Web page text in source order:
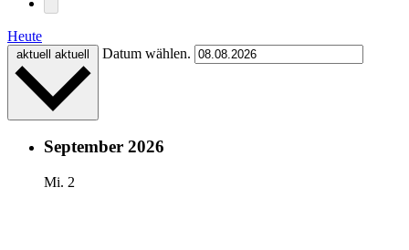
Heute
aktuell aktuell Datum wählen.
September 2026
Mi. 2